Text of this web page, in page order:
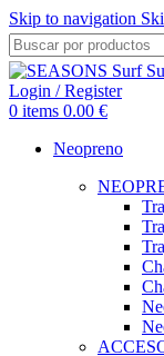
Skip to navigation
Login / Register
0 items 0.00 €
Neopreno